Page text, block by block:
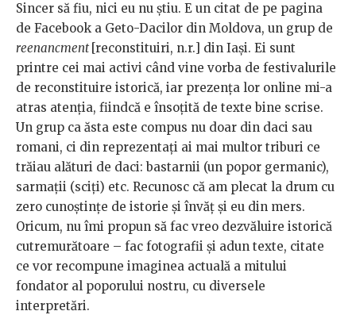
Sincer să fiu, nici eu nu ştiu. E un citat de pe pagina
de Facebook a Geto-Dacilor din Moldova, un grup de
reenancment [reconstituiri, n.r.] din Iaşi. Ei sunt
printre cei mai activi când vine vorba de festivalurile
de reconstituire istorică, iar prezenţa lor online mi-a
atras atenţia, fiindcă e însoţită de texte bine scrise.
Un grup ca ăsta este compus nu doar din daci sau
romani, ci din reprezentaţi ai mai multor triburi ce
trăiau alături de daci: bastarnii (un popor germanic),
sarmaţii (sciţi) etc. Recunosc că am plecat la drum cu
zero cunoştinţe de istorie şi învăţ şi eu din mers.
Oricum, nu îmi propun să fac vreo dezvăluire istorică
cutremurătoare – fac fotografii şi adun texte, citate
ce vor recompune imaginea actuală a mitului
fondator al poporului nostru, cu diversele
interpretări.